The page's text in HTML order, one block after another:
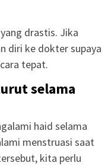
drastis. Jika
diri ke dokter supaya
tepat.
selama
haid selama
menstruasi saat
kita perlu